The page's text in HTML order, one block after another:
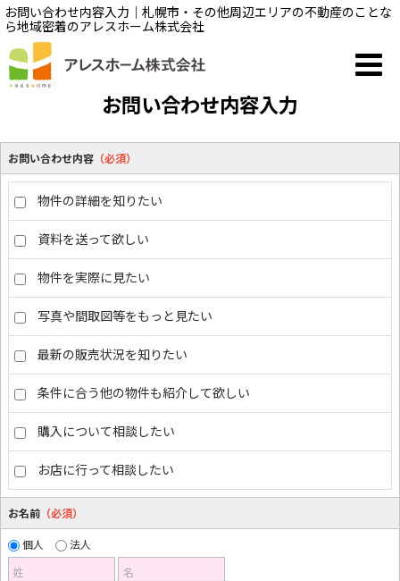
お問い合わせ内容入力｜札幌市・その他周辺エリアの不動産のことな
ら地域密着のアレスホーム株式会社
お問い合わせ内容入力
お問い合わせ内容 （必須）
物件の詳細を知りたい
資料を送って欲しい
物件を実際に見たい
写真や間取図等をもっと見たい
最新の販売状況を知りたい
条件に合う他の物件も紹介して欲しい
購入について相談したい
お店に行って相談したい
お名前 （必須）
個人
法人
姓
名